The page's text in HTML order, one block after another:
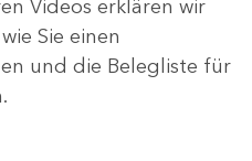
Videos erklären wir
Sie einen
und die Belegliste für